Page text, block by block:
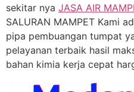
sekitar nya JASA AIR
SALURAN MAMPET Kami
pipa pembuangan tumpat
pelayanan terbaik hasil
bahan kimia kerja cepat